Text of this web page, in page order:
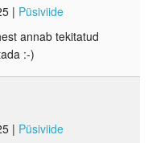
| Püsiviide
annab tekitatud
:-)
| Püsiviide